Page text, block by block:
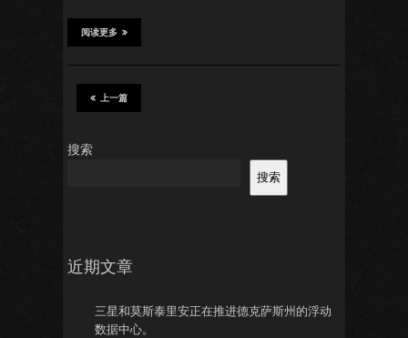
阅读更多
上一篇
搜索
搜索
近期文章
三星和莫斯泰里安正在推进德克萨斯州的浮动
数据中心。